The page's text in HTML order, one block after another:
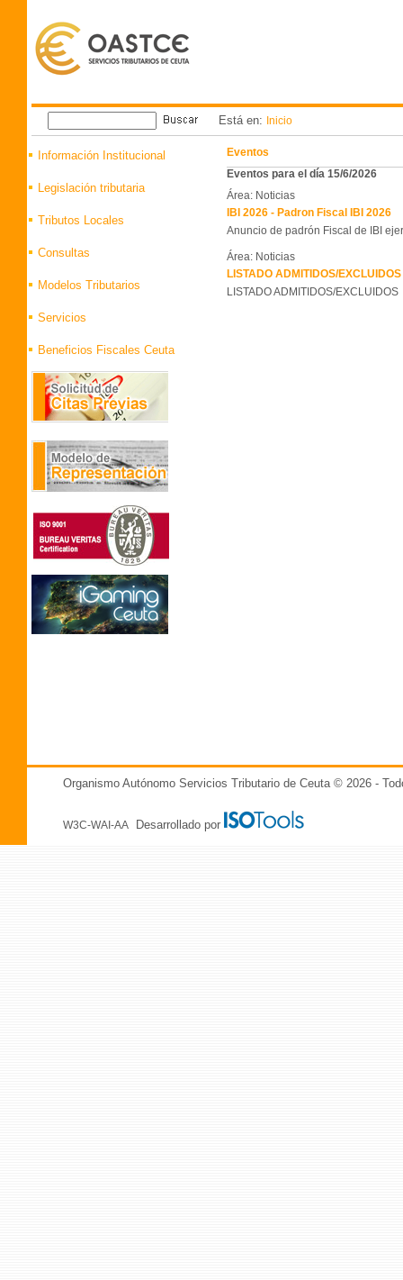
Está en: Inicio
Información Institucional
Legislación tributaria
Tributos Locales
Consultas
Modelos Tributarios
Servicios
Beneficios Fiscales Ceuta
Eventos
Eventos para el día 15/6/2026
Área: Noticias
IBI 2026 - Padron Fiscal IBI 2026
Anuncio de padrón Fiscal de IBI
Área: Noticias
LISTADO ADMITIDOS/
LISTADO ADMITIDOS/EXCLUIDOS
Organismo Autónomo Servicios Tributario de Ceuta © 2026 -
W3C-WAI-AA Desarrollado por